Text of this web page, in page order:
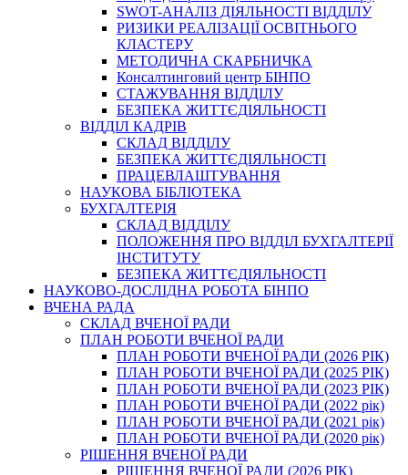
SWOT-АНАЛІЗ ДІЯЛЬНОСТІ ВІДДІЛУ
РИЗИКИ РЕАЛІЗАЦІЇ ОСВІТНЬОГО
КЛАСТЕРУ
МЕТОДИЧНА СКАРБНИЧКА
Консалтинговий центр БІНПО
СТАЖУВАННЯ ВІДДІЛУ
БЕЗПЕКА ЖИТТЄДІЯЛЬНОСТІ
ВІДДІЛ КАДРІВ
СКЛАД ВІДДІЛУ
БЕЗПЕКА ЖИТТЄДІЯЛЬНОСТІ
ПРАЦЕВЛАШТУВАННЯ
НАУКОВА БІБЛІОТЕКА
БУХГАЛТЕРІЯ
СКЛАД ВІДДІЛУ
ПОЛОЖЕННЯ ПРО ВІДДІЛ БУХГАЛТЕРІЇ
ІНСТИТУТУ
БЕЗПЕКА ЖИТТЄДІЯЛЬНОСТІ
НАУКОВО-ДОСЛІДНА РОБОТА БІНПО
ВЧЕНА РАДА
СКЛАД ВЧЕНОЇ РАДИ
ПЛАН РОБОТИ ВЧЕНОЇ РАДИ
ПЛАН РОБОТИ ВЧЕНОЇ РАДИ (2026 РІК)
ПЛАН РОБОТИ ВЧЕНОЇ РАДИ (2025 РІК)
ПЛАН РОБОТИ ВЧЕНОЇ РАДИ (2023 РІК)
ПЛАН РОБОТИ ВЧЕНОЇ РАДИ (2022 рік)
ПЛАН РОБОТИ ВЧЕНОЇ РАДИ (2021 рік)
ПЛАН РОБОТИ ВЧЕНОЇ РАДИ (2020 рік)
РІШЕННЯ ВЧЕНОЇ РАДИ
РІШЕННЯ ВЧЕНОЇ РАДИ (2026 РІК)